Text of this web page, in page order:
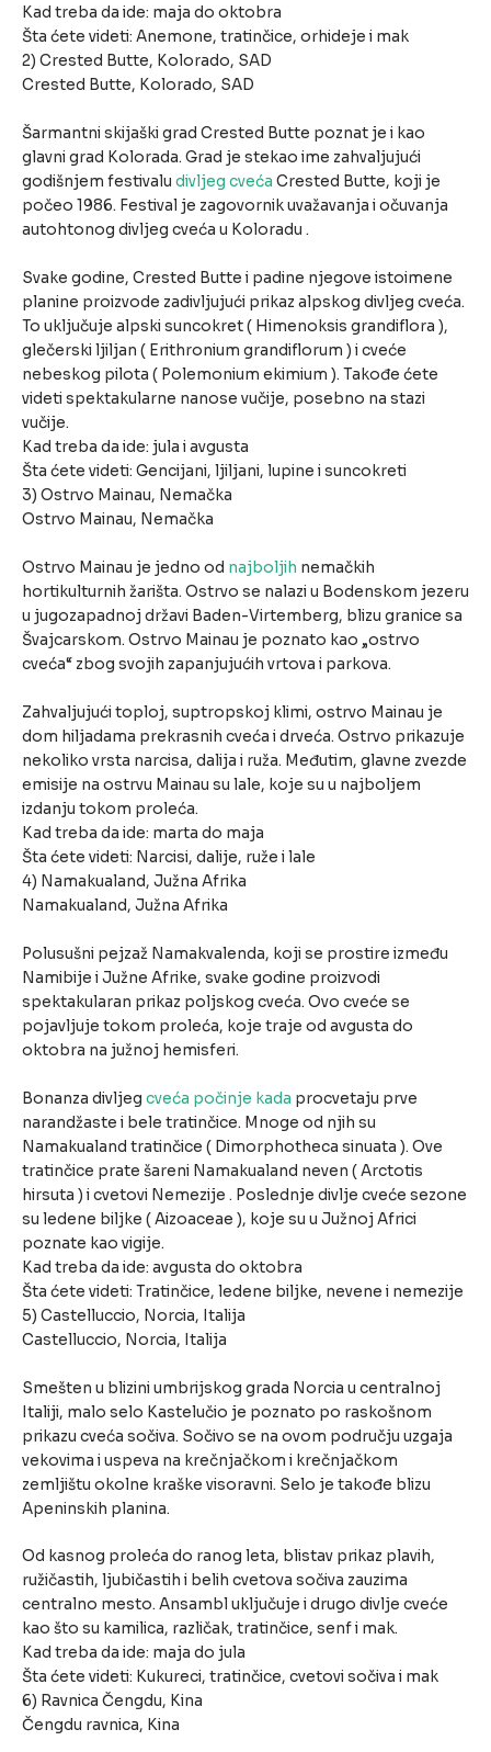
Kad treba da ide: maja do oktobra
Šta ćete videti: Anemone, tratinčice, orhideje i mak
2) Crested Butte, Kolorado, SAD
Crested Butte, Kolorado, SAD
Šarmantni skijaški grad Crested Butte poznat je i kao
glavni grad Kolorada. Grad je stekao ime zahvaljujući
godišnjem festivalu divljeg cveća Crested Butte, koji je
počeo 1986. Festival je zagovornik uvažavanja i očuvanja
autohtonog divljeg cveća u Koloradu .
Svake godine, Crested Butte i padine njegove istoimene
planine proizvode zadivljujući prikaz alpskog divljeg cveća.
To uključuje alpski suncokret ( Himenoksis grandiflora ),
glečerski ljiljan ( Erithronium grandiflorum ) i cveće
nebeskog pilota ( Polemonium ekimium ). Takođe ćete
videti spektakularne nanose vučije, posebno na stazi
vučije.
Kad treba da ide: jula i avgusta
Šta ćete videti: Gencijani, ljiljani, lupine i suncokreti
3) Ostrvo Mainau, Nemačka
Ostrvo Mainau, Nemačka
Ostrvo Mainau je jedno od najboljih nemačkih
hortikulturnih žarišta. Ostrvo se nalazi u Bodenskom jezeru
u jugozapadnoj državi Baden-Virtemberg, blizu granice sa
Švajcarskom. Ostrvo Mainau je poznato kao „ostrvo
cveća“ zbog svojih zapanjujućih vrtova i parkova.
Zahvaljujući toploj, suptropskoj klimi, ostrvo Mainau je
dom hiljadama prekrasnih cveća i drveća. Ostrvo prikazuje
nekoliko vrsta narcisa, dalija i ruža. Međutim, glavne zvezde
emisije na ostrvu Mainau su lale, koje su u najboljem
izdanju tokom proleća.
Kad treba da ide: marta do maja
Šta ćete videti: Narcisi, dalije, ruže i lale
4) Namakualand, Južna Afrika
Namakualand, Južna Afrika
Polusušni pejzaž Namakvalenda, koji se prostire između
Namibije i Južne Afrike, svake godine proizvodi
spektakularan prikaz poljskog cveća. Ovo cveće se
pojavljuje tokom proleća, koje traje od avgusta do
oktobra na južnoj hemisferi.
Bonanza divljeg cveća počinje kada procvetaju prve
narandžaste i bele tratinčice. Mnoge od njih su
Namakualand tratinčice ( Dimorphotheca sinuata ). Ove
tratinčice prate šareni Namakualand neven ( Arctotis
hirsuta ) i cvetovi Nemezije . Poslednje divlje cveće sezone
su ledene biljke ( Aizoaceae ), koje su u Južnoj Africi
poznate kao vigije.
Kad treba da ide: avgusta do oktobra
Šta ćete videti: Tratinčice, ledene biljke, nevene i nemezije
5) Castelluccio, Norcia, Italija
Castelluccio, Norcia, Italija
Smešten u blizini umbrijskog grada Norcia u centralnoj
Italiji, malo selo Kastelučio je poznato po raskošnom
prikazu cveća sočiva. Sočivo se na ovom području uzgaja
vekovima i uspeva na krečnjačkom i krečnjačkom
zemljištu okolne kraške visoravni. Selo je takođe blizu
Apeninskih planina.
Od kasnog proleća do ranog leta, blistav prikaz plavih,
ružičastih, ljubičastih i belih cvetova sočiva zauzima
centralno mesto. Ansambl uključuje i drugo divlje cveće
kao što su kamilica, različak, tratinčice, senf i mak.
Kad treba da ide: maja do jula
Šta ćete videti: Kukureci, tratinčice, cvetovi sočiva i mak
6) Ravnica Čengdu, Kina
Čengdu ravnica, Kina